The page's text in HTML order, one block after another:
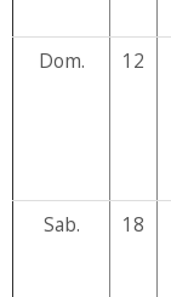
Dom. 12
Sab. 18